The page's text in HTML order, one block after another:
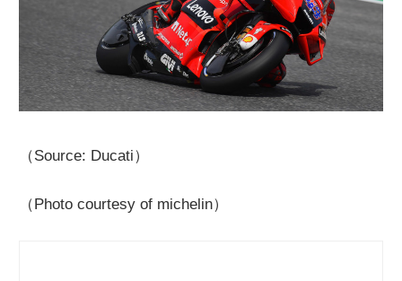
（Source: Ducati）
（Photo courtesy of michelin）